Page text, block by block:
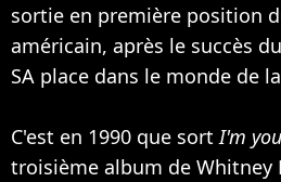
sortie en première position
américain, après le succès
SA place dans le monde de
C'est en 1990 que sortI'm
troisième album de Whitney